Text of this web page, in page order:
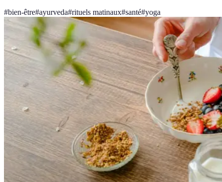
#bien-être#ayurveda#rituels matinaux#santé#yoga